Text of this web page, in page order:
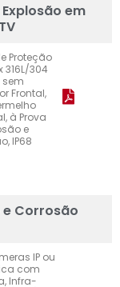
em
Proteção
316L/304
Frontal,
à Prova
e
IP68
e Corrosão
IP ou
com
Infra-